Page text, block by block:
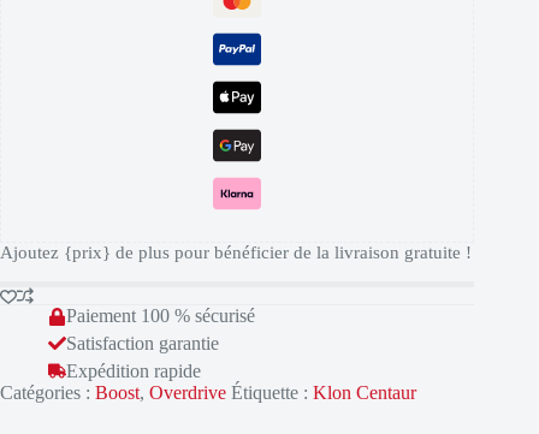
Ajoutez {prix} de plus pour bénéficier de la livraison gratuite !
Paiement 100 % sécurisé
Satisfaction garantie
Expédition rapide
Catégories : Boost, Overdrive Étiquette : Klon Centaur